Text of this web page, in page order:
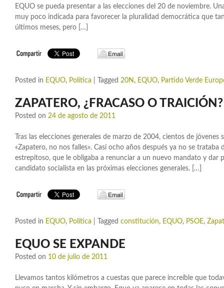
EQUO se pueda presentar a las elecciones del 20 de noviembre.
muy poco indicada para favorecer la pluralidad democrática que
últimos meses, pero […]
Posted in EQUO, Política Tagged 20N , EQUO, Partido Verde
ZAPATERO, ¿FRACASO O TRAICIÓN?
Posted on 24 de agosto de 2011
Tras las elecciones generales de marzo de 2004, cientos de
«Zapatero, no nos falles». Casi ocho años después ya no se trataba
estrepitoso, que le obligaba a renunciar a un nuevo mandato y dar
candidato socialista en las próximas elecciones generales. […]
Posted in EQUO, Política Tagged constitución, EQUO, PSOE,
EQUO SE EXPANDE
Posted on 10 de julio de 2011
Llevamos tantos kilómetros a cuestas que parece increíble que